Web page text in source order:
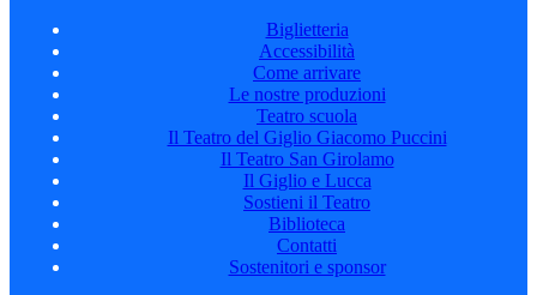
Biglietteria
Accessibilità
Come arrivare
Le nostre produzioni
Teatro scuola
Il Teatro del Giglio Giacomo Puccini
Il Teatro San Girolamo
Il Giglio e Lucca
Sostieni il Teatro
Biblioteca
Contatti
Sostenitori e sponsor